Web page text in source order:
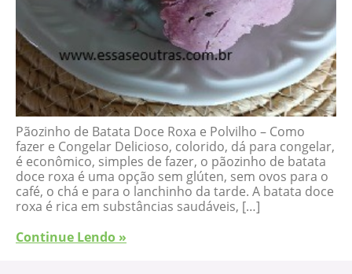
Pãozinho de Batata Doce Roxa e Polvilho – Como
fazer e Congelar Delicioso, colorido, dá para congelar,
é econômico, simples de fazer, o pãozinho de batata
doce roxa é uma opção sem glúten, sem ovos para o
café, o chá e para o lanchinho da tarde. A batata doce
roxa é rica em substâncias saudáveis, […]
Continue Lendo »